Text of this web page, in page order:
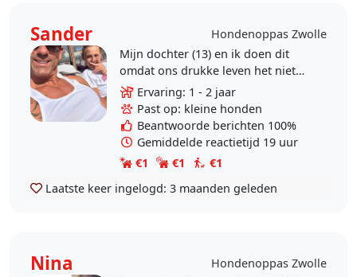
Sander
Hondenoppas Zwolle
Mijn dochter (13) en ik doen dit
omdat ons drukke leven het niet
toe laat om fulltime een hondje te
bezitten. M’n dochter past
regelmatig op,..
Ervaring: 1 - 2 jaar
Past op: kleine honden
Beantwoorde berichten 100%
Gemiddelde reactietijd 19 uur
€1
€1
€1
Laatste keer ingelogd: 3 maanden geleden
Nina
Hondenoppas Zwolle